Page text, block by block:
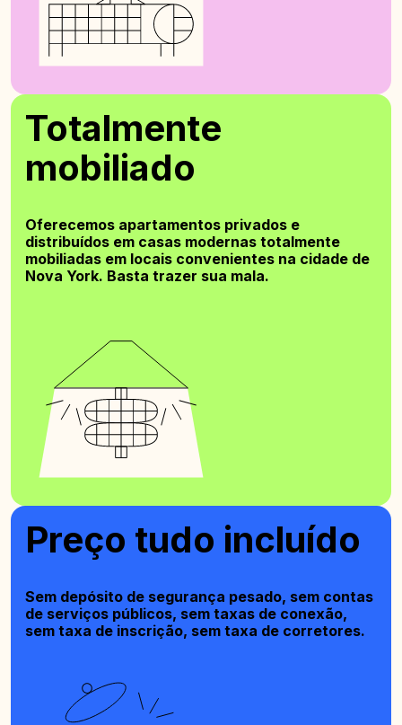
Totalmente
mobiliado
Oferecemos apartamentos privados e
distribuídos em casas modernas totalmente
mobiliadas em locais convenientes na cidade de
Nova York. Basta trazer sua mala.
Preço tudo incluído
Sem depósito de segurança pesado, sem contas
de serviços públicos, sem taxas de conexão,
sem taxa de inscrição, sem taxa de corretores.